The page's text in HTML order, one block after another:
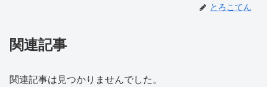
とろこてん
関連記事
関連記事は見つかりませんでした。